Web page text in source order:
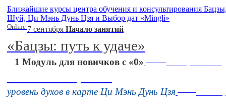
Ближайшие курсы центра обучения и консультирования
Шуй, Ци Мэнь Дунь Цзя и Выбор дат «Mingli»
Online 7 сентября Начало занятий
«Бацзы: путь к удаче»
1 Модуль для новичков с «0» 16 августа 11:00
уровень духов в карте Ци Мэнь Дунь Цзя